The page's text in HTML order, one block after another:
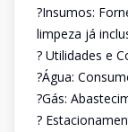
?Insumos:
limpeza já
? Utilidades e
?Água:
?Gás:
?